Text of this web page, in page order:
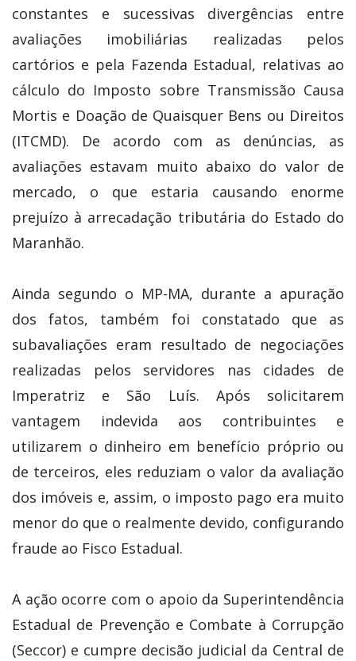
constantes e sucessivas divergências entre
avaliações imobiliárias realizadas pelos
cartórios e pela Fazenda Estadual, relativas ao
cálculo do Imposto sobre Transmissão Causa
Mortis e Doação de Quaisquer Bens ou Direitos
(ITCMD). De acordo com as denúncias, as
avaliações estavam muito abaixo do valor de
mercado, o que estaria causando enorme
prejuízo à arrecadação tributária do Estado do
Maranhão.
Ainda segundo o MP-MA, durante a apuração
dos fatos, também foi constatado que as
subavaliações eram resultado de negociações
realizadas pelos servidores nas cidades de
Imperatriz e São Luís. Após solicitarem
vantagem indevida aos contribuintes e
utilizarem o dinheiro em benefício próprio ou
de terceiros, eles reduziam o valor da avaliação
dos imóveis e, assim, o imposto pago era muito
menor do que o realmente devido, configurando
fraude ao Fisco Estadual.
A ação ocorre com o apoio da Superintendência
Estadual de Prevenção e Combate à Corrupção
(Seccor) e cumpre decisão judicial da Central de